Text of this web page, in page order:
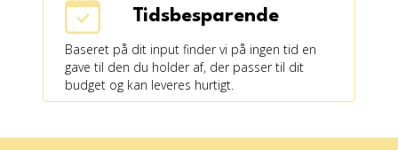
Tidsbesparende
Baseret på dit input finder vi på ingen tid en
gave til den du holder af, der passer til dit
budget og kan leveres hurtigt.